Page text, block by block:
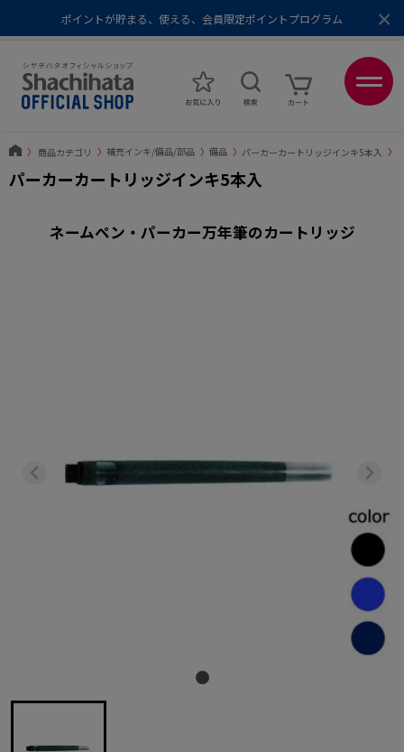
ポイントが貯まる、使える、会員限定ポイントプログラム
メール便1,500円以上 / 宅配便3,500円以上のお買い物で送料無料
あなたに最適なスタンプをシヤチハタがレコメンド
〉 商品カテゴリ 〉 補充インキ/備品/部品 〉 備品 〉 パーカーカートリッジインキ5本入 〉
パーカーカートリッジインキ5本入
×
ネームペン・パーカー万年筆のカートリッジ